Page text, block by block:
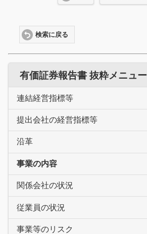
検索に戻る
有価証券報告書 抜粋メニュー
連結経営指標等
提出会社の経営指標等
沿革
事業の内容
関係会社の状況
従業員の状況
事業等のリスク